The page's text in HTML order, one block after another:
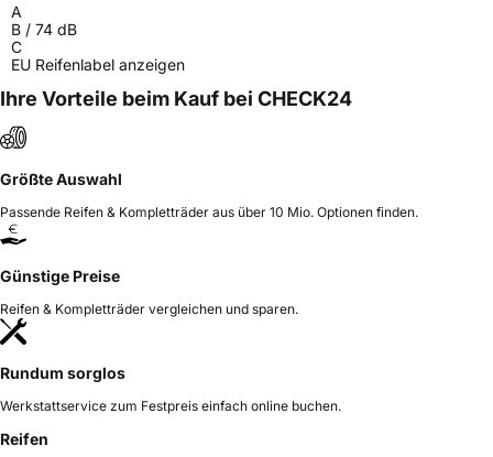
hgs.spain@testgs.com
VerantwortlicheGlobaljoy Service GmbH, Am Blumenfeld 10,
A
B / 74 dB
C
EU Reifenlabel anzeigen
Ihre Vorteile beim Kauf bei CHECK24
Größte Auswahl
Passende Reifen & Kompletträder aus über 10 Mio. Optionen finden.
Günstige Preise
Reifen & Kompletträder vergleichen und sparen.
Rundum sorglos
Werkstattservice zum Festpreis einfach online buchen.
Reifen